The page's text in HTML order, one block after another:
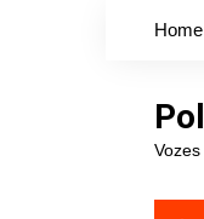
Home